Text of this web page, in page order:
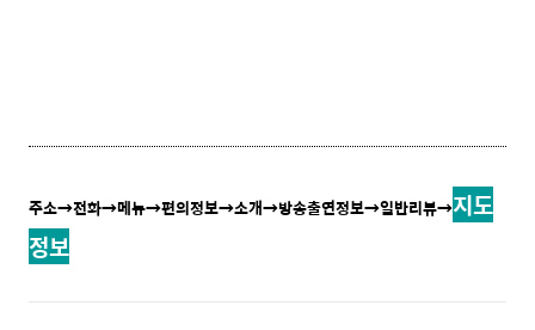
주소→전화→메뉴→편의정보→소개→방송출연정보→일반리뷰→지도
정보